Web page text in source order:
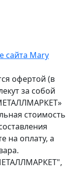
сайта Mary
офертой (в
за собой
стоимость
на оплату, а